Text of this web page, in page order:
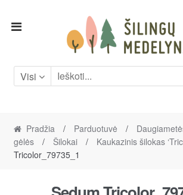
Skip
Skip
Visi
Pradžia / Parduotuvė /
gėlės
/ Šilokai / Kaukazinis šilokas
Tricolor_79735_1